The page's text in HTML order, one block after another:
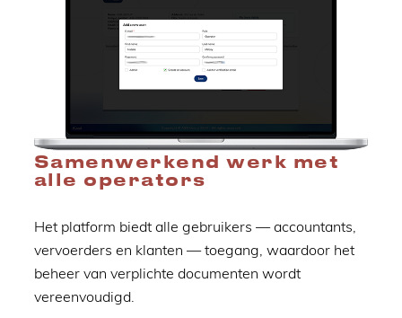
Samenwerkend werk met
alle operators
Het platform biedt alle gebruikers — accountants,
vervoerders en klanten — toegang, waardoor het
beheer van verplichte documenten wordt
vereenvoudigd.